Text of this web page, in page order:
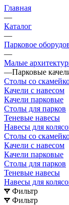
Главная
—
Каталог
—
Парковое
—
Малые
—Парковые
Столы со
Качели с навесом
Качели парковые
Столы для парков
Теневые навесы
Навесы для
Столы со
Качели с навесом
Качели парковые
Столы для парков
Теневые навесы
Навесы для
Фильтр
Фильтр